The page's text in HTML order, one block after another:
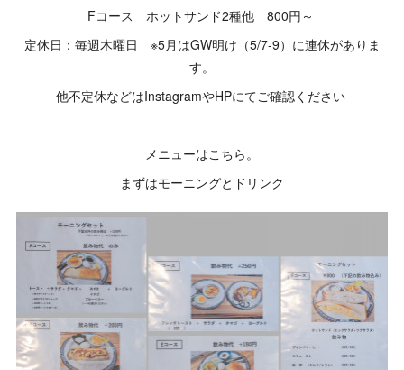
Fコース ホットサンド2種他 800円～
定休日：毎週木曜日 ※5月はGW明け（5/7-9）に連休がありま
す。
他不定休などはInstagramやHPにてご確認ください
メニューはこちら。
まずはモーニングとドリンク